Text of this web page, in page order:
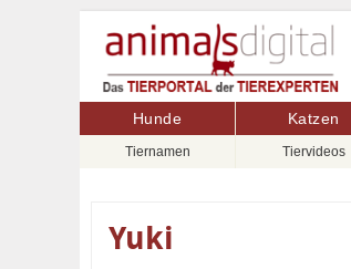
Hunde Katzen
Tiernamen Tiervideos
Yuki